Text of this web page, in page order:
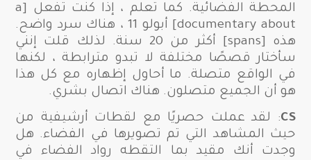
المحطة الفضائية. كما تعلم ، إذا كنت تفعل [a
documentary about] أبولو 11 ، هناك سرد واضح.
هذه [spans] أكثر من 20 سنة.
لذلك قلت إنني
سأختار قصصًا مختلفة لا تبدو مترابطة ، لكنها
في الواقع متصلة. ما أحاول إظهاره مع كل هذا
هو أن الجميع متصلون. هناك اتصال بشري.
CS: لقد عملت حصريًا مع لقطات أرشيفية من
حيث المشاهد التي تم تصويرها في الفضاء. هل
وجدت أنك مقيد بما التقطه رواد الفضاء في